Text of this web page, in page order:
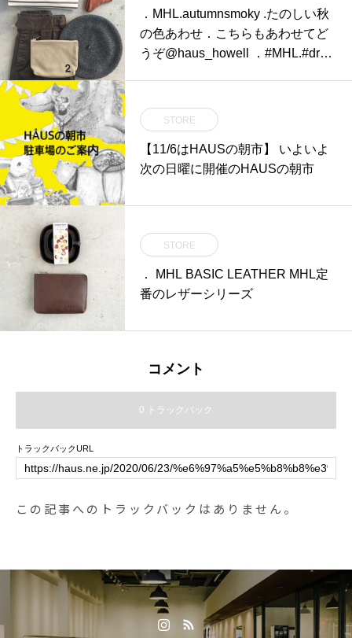
．MHL.autumnsmoky .たのしい秋
の色あわせ．こちらもあわせてど
うぞ︎@haus_howell ．#MHL.#dry
socks #hausmatsue #島根#松江
STORE
【11/6はHAUSの朝市】 いよいよ
次の日曜に開催のHAUSの朝市
STORE
． MHL BASIC LEATHER MHL定
番のレザーシリーズ
コメント
0 トラックバック
トラックバックURL
この記事へのトラックバックはありません。